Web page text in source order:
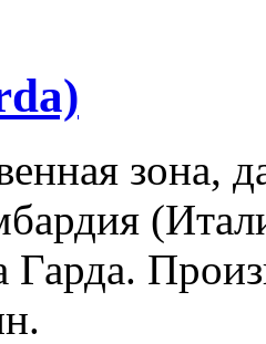
зона,
Гарда.